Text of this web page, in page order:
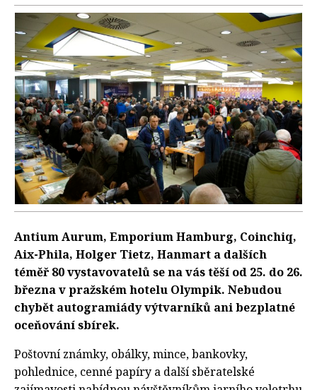
Antium Aurum, Emporium Hamburg, Coinchiq,
Aix-Phila, Holger Tietz, Hanmart a dalších
téměř 80 vystavovatelů se na vás těší od 25. do 26.
března v pražském hotelu Olympik. Nebudou
chybět autogramiády výtvarníků ani bezplatné
oceňování sbírek.
Poštovní známky, obálky, mince, bankovky,
pohlednice, cenné papíry a další sběratelské